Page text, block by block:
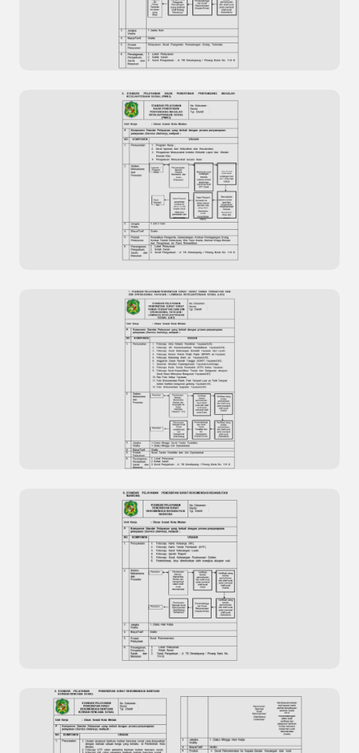
Pengolahan Data Kepuasan Masyarakat Situs
Resmi Dinas Kesehatan Kota Dumai
Standar Pelayanan Surat Pengantar
Pemulangan Orang Terlantar
Standar Pelayanan Razia Penertiban
Penyandang Masalah Kesejahteraan Sosial
(PMKS)
Standar Pelayanan Penerbitan Surat Surat
Tanda Terdaftar dan Izin Operasional Yayasan /
Lembaga Kesejahteraan Sosial (LKS)